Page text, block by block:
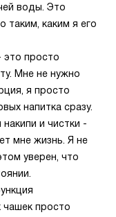
воды. Это
таким, каким я его
это просто
Мне не нужно
я просто
напитка сразу.
и чистки -
мне жизнь. Я не
уверен, что
чашек просто